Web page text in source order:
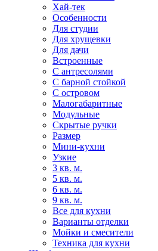
Хай-тек
Особенности
Для студии
Для хрущевки
Для дачи
Встроенные
С антресолями
С барной стойкой
С островом
Малогабаритные
Модульные
Скрытые ручки
Размер
Мини-кухни
Узкие
3 кв. м.
5 кв. м.
6 кв. м.
9 кв. м.
Все для кухни
Варианты отделки
Мойки и смесители
Техника для кухни